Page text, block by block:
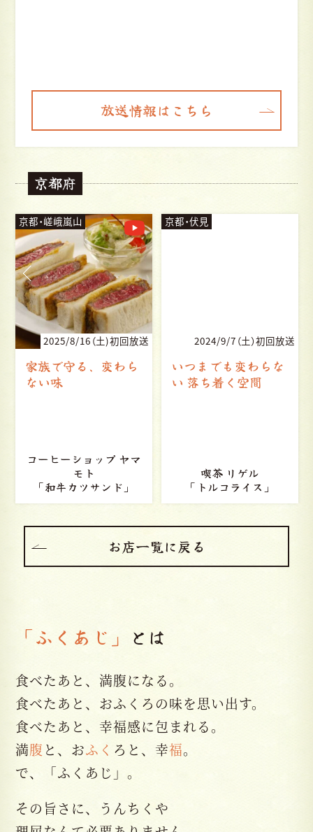
放送情報はこちら
京都府
京都・嵯峨嵐山
2025/8/16（土)初回放送
家族で守る、変わら
ない味
コーヒーショップ ヤマ
モト
「和牛カツサンド」
京都・伏見
2024/9/7（土）初回放送
いつまでも変わらな
い 落ち着く空間
喫茶 リゲル
「トルコライス」
お店一覧に戻る
「ふくあじ」 とは
食べたあと、満腹になる。
食べたあと、おふくろの味を思い出す。
食べたあと、幸福感に包まれる。
満腹 と、おふく ろと、幸福。
で、「ふくあじ」。
その旨さに、うんちくや